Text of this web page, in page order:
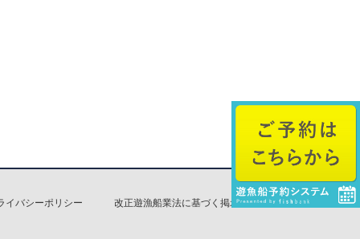
イバシーポリシー 改正遊漁船業法に基づく掲示